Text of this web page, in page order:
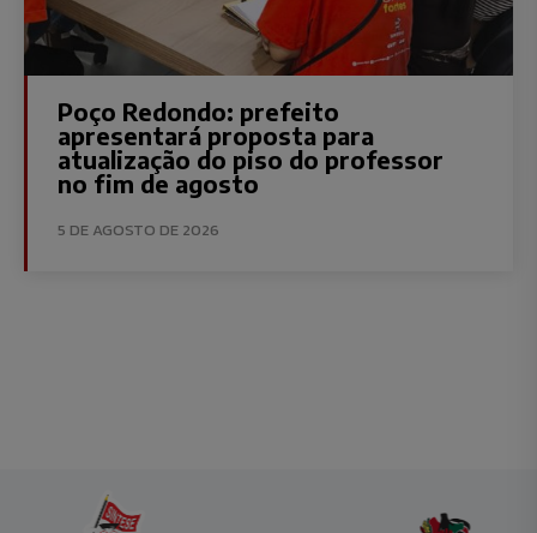
Poço Redondo: prefeito
apresentará proposta para
atualização do piso do professor
no fim de agosto
5 DE AGOSTO DE 2026